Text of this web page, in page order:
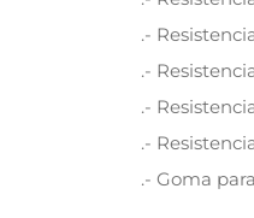
.-
.-
.-
.-
.- Goma